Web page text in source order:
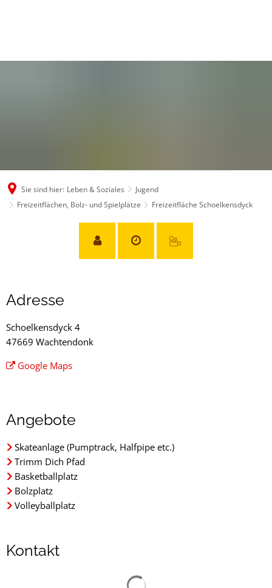
Sie sind hier: Leben & Soziales
Jugend
Freizeitflächen, Bolz- und Spielplätze
Freizeitfläche Schoelkensdyck
Freizeitfläche
Schoelkensdyck
Adresse
Schoelkensdyck 4
47669 Wachtendonk
Google Maps
Angebote
Skateanlage (Pumptrack, Halfpipe etc.)
Trimm Dich Pfad
Basketballplatz
Bolzplatz
Volleyballplatz
Kontakt